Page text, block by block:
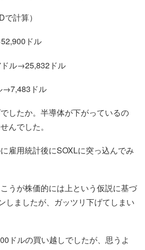
で計算）
ドル
ル→25,832ドル
→7,483ドル
したか。半導体が下がっているの
んでした。
雇用統計後にSOXLに突っ込んでみ
うが株価的には上という仮説に基づ
しましたが、ガッツリ下げてしまい
ドルの買い越しでしたが、思うよ